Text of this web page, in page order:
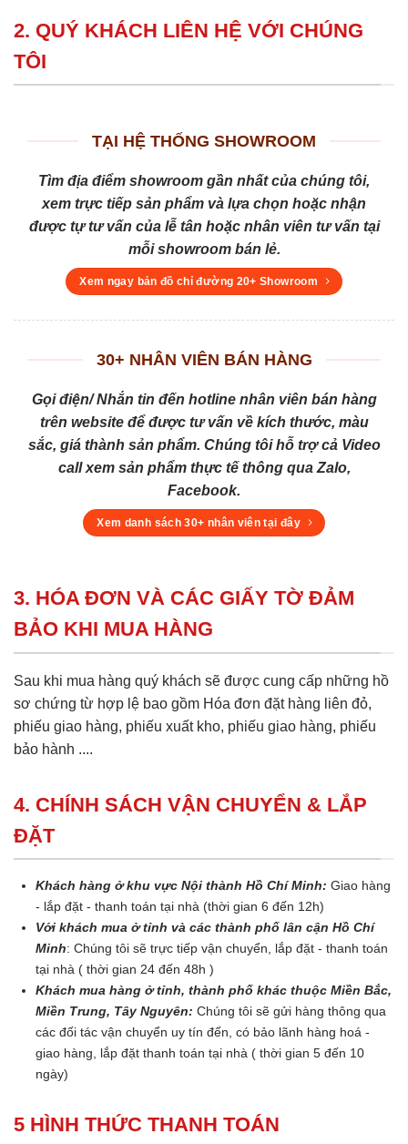
2. QUÝ KHÁCH LIÊN HỆ VỚI CHÚNG
TÔI
TẠI HỆ THỐNG SHOWROOM
Tìm địa điểm showroom gần nhất của chúng tôi,
xem trực tiếp sản phẩm và lựa chọn hoặc nhận
được tự tư vấn của lễ tân hoặc nhân viên tư vấn tại
mỗi showroom bán lẻ.
Xem ngay bản đồ chỉ đường 20+ Showroom
30+ NHÂN VIÊN BÁN HÀNG
Gọi điện/ Nhắn tin đến hotline nhân viên bán hàng
trên website để được tư vấn về kích thước, màu
sắc, giá thành sản phẩm. Chúng tôi hỗ trợ cả Video
call xem sản phẩm thực tế thông qua Zalo,
Facebook.
Xem danh sách 30+ nhân viên tại đây
3. HÓA ĐƠN VÀ CÁC GIẤY TỜ ĐẢM
BẢO KHI MUA HÀNG
Sau khi mua hàng quý khách sẽ được cung cấp những hồ
sơ chứng từ hợp lệ bao gồm Hóa đơn đặt hàng liên đỏ,
phiếu giao hàng, phiếu xuất kho, phiếu giao hàng, phiếu
bảo hành ....
4. CHÍNH SÁCH VẬN CHUYỂN & LẮP
ĐẶT
Khách hàng ở khu vực Nội thành Hồ Chí Minh: Giao hàng
- lắp đặt - thanh toán tại nhà (thời gian 6 đến 12h)
Với khách mua ở tỉnh và các thành phố lân cận Hồ Chí
Minh: Chúng tôi sẽ trực tiếp vận chuyển, lắp đặt - thanh toán
tại nhà ( thời gian 24 đến 48h )
Khách mua hàng ở tỉnh, thành phố khác thuộc Miền Bắc,
Miền Trung, Tây Nguyên: Chúng tôi sẽ gửi hàng thông qua
các đối tác vận chuyển uy tín đến, có bảo lãnh hàng hoá -
giao hàng, lắp đặt thanh toán tại nhà ( thời gian 5 đến 10
ngày)
5 HÌNH THỨC THANH TOÁN